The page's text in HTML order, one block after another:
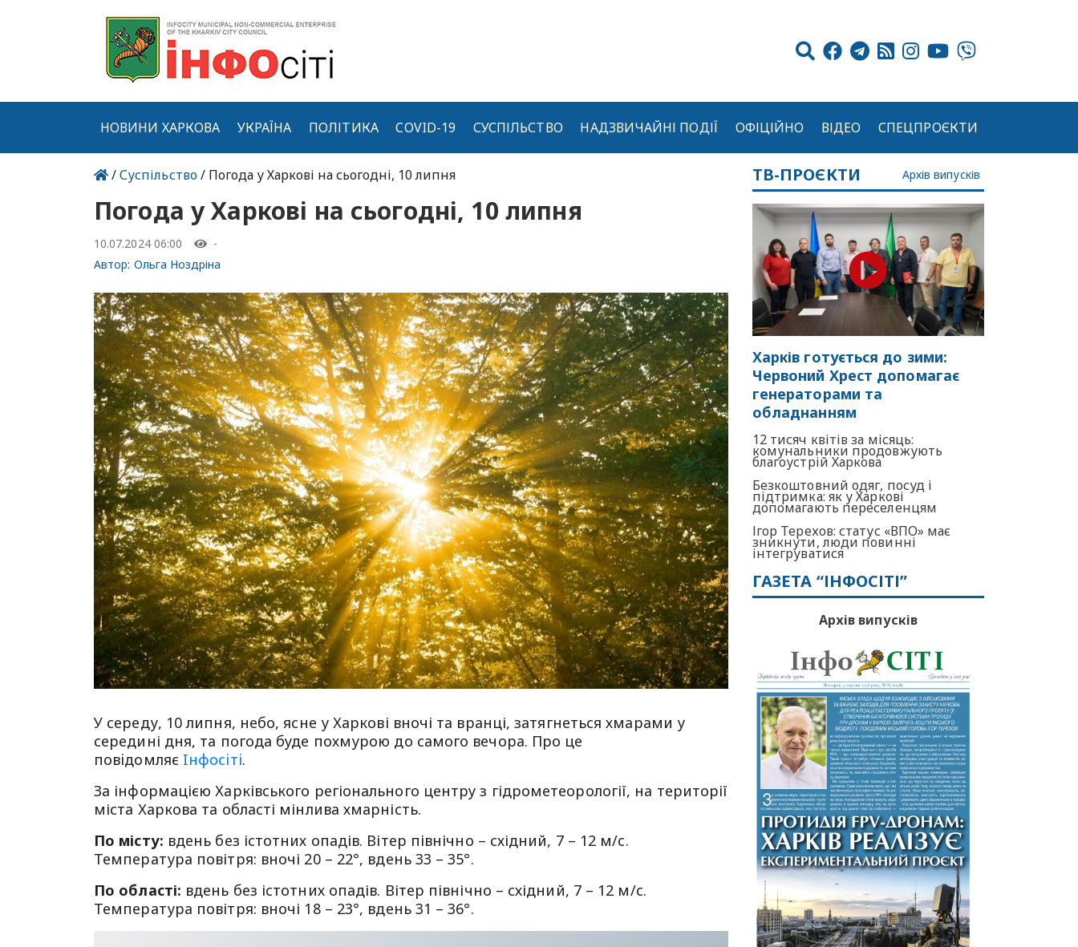
НОВИНИ ХАРКОВА УКРАЇНА ПОЛІТИКА COVID-19 СУСПІЛЬСТВО НАДЗВИЧАЙНІ ПОДІЇ ОФІЦІЙНО ВІДЕО СПЕЦПРОЄКТИ
/Суспільство/ Погода у Харкові на сьогодні, 10 липня
Погода у Харкові на сьогодні, 10 липня
10.07.2024 06:00
-
Автор: Ольга Ноздріна
У середу, 10 липня, небо, ясне у Харкові вночі та вранці, затягнеться хмарами у
середині дня, та погода буде похмурою до самого вечора. Про це
повiдомляє Iнфосiтi.
За інформацією Харківського регіонального центру з гідрометеорології, на території
міста Харкова та області мінлива хмарність.
По місту: вдень без істотних опадів. Вітер північно – східний, 7 – 12 м/с.
Температура повітря: вночі 20 – 22°, вдень 33 – 35°.
По області: вдень без істотних опадів. Вітер північно – східний, 7 – 12 м/с.
Температура повітря: вночі 18 – 23°, вдень 31 – 36°.
ТВ-ПРОЄКТИ Архів випусків
Харків готується до зими:
Червоний Хрест допомагає
генераторами та
обладнанням
12 тисяч квітів за місяць:
комунальники продовжують
благоустрій Харкова
Безкоштовний одяг, посуд і
підтримка: як у Харкові
допомагають переселенцям
Ігор Терехов: статус «ВПО» має
зникнути, люди повинні
інтегруватися
ГАЗЕТА “ІНФОСІТІ”
Архів випусків